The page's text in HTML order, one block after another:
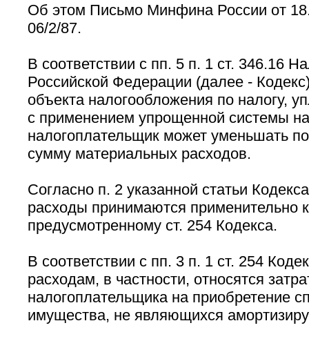
Об этом Письмо Минфина России от
06/2/87.
В соответствии с пп. 5 п. 1 ст. 346.16
Российской Федерации (далее -
объекта налогообложения по налогу,
с применением упрощенной системы
налогоплательщик может уменьшать
сумму материальных расходов.
Согласно п. 2 указанной статьи
расходы принимаются применительно
предусмотренному ст. 254 Кодекса.
В соответствии с пп. 3 п. 1 ст. 254
расходам, в частности, относятся
налогоплательщика на приобретение
имущества, не являющихся